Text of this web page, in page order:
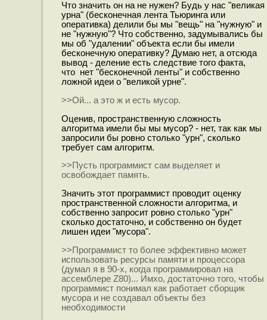
Что значить он на не нужен? Будь у нас "великая
урна" (бесконечная лента Тьюринга или
оперативка) делили бы мы "вещь" на "нужную" и
не "нужную"? Что собственно, задумывались бы
мы об "удалении" объекта если бы имели
бесконечную оперативку? Думаю нет, а отсюда
вывод - деление есть следствие того факта,
что нет "бесконечной ленты" и собственно
ложной идеи о "великой урне".
>>Ой... а это ж и есть мусор.
Оценив, пространственную сложность
алгоритма имели бы мы мусор? - нет, так как мы
запросили бы ровно столько "урн", сколько
требует сам алгоритм.
>>Пусть программист сам выделяет и
освобождает память.
Значить этот программист проводит оценку
пространственной сложности алгоритма, и
собственно запросит ровно столько "урн"
сколько достаточно, и собственно он будет
лишен идеи "мусора".
>>Программист то более эффективно может
использовать ресурсы памяти и процессора
(думал я в 90-х, когда программировал на
ассемблере Z80)... Имхо, достаточно того, чтобы
программист понимал как работает сборщик
мусора и не создавал объекты без
необходимости